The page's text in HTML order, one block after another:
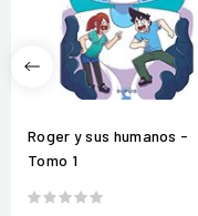
Roger y sus humanos -
Tomo 1